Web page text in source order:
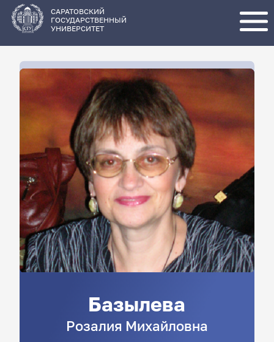
основному
содержанию
САРАТОВСКИЙ
ГОСУДАРСТВЕННЫЙ
УНИВЕРСИТЕТ
Базылева
Розалия Михайловна